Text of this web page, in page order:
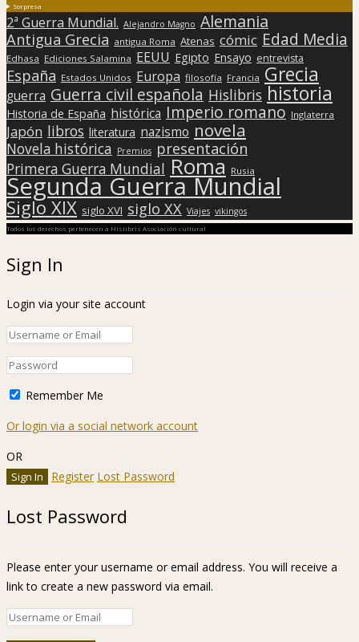
Sorpresa
2ª Guerra Mundial. Alejandro Magno Alemania
Antigua Grecia antigua Roma Atenas cómic Edad Media
Edhasa Ediciones Salamina EEUU Egipto Ensayo entrevista
España Estados Unidos Europa filosofía Francia Grecia
guerra Guerra civil española Hislibris historia
Historia de España histórica Imperio romano Inglaterra
Japón libros literatura nazismo novela
Novela histórica Premios presentación
Primera Guerra Mundial Roma Rusia
Segunda Guerra Mundial
Siglo XIX siglo XVI siglo XX Viajes vikingos
Todos los derechos pertenecen a Hislibris Asociación cultural
Sign In
Login via your site account
Remember Me
Or login via a social network account
OR
Register Lost Password
Lost Password
Please enter your username or email address. You will receive a
link to create a new password via email.